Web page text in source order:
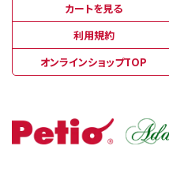
カートを見る
利用規約
オンラインショップTOP